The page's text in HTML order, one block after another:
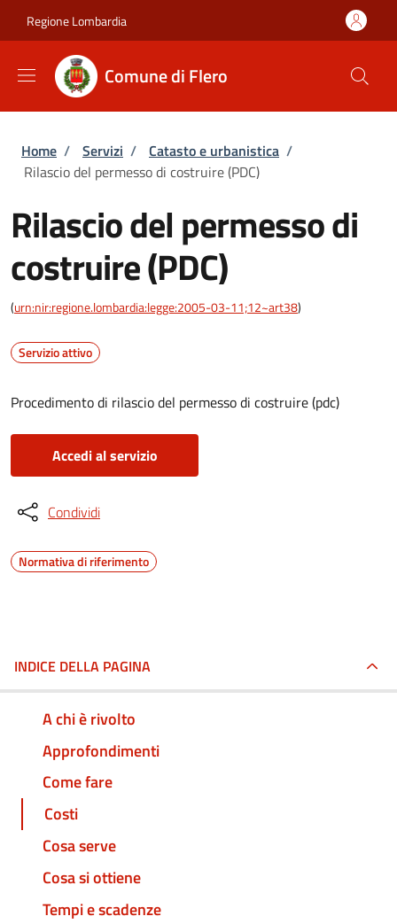
Regione Lombardia
Comune di Flero
Briciole di pane
Home / Servizi / Catasto e urbanistica /
Rilascio del permesso di costruire (PDC)
Rilascio del permesso di
costruire (PDC)
(urn:nir:regione.lombardia:legge:2005-03-11;12~art38)
Servizio attivo
Procedimento di rilascio del permesso di costruire (pdc)
Accedi al servizio
Condividi
Normativa di riferimento
INDICE DELLA PAGINA
A chi è rivolto
Approfondimenti
Come fare
Costi
Cosa serve
Cosa si ottiene
Tempi e scadenze